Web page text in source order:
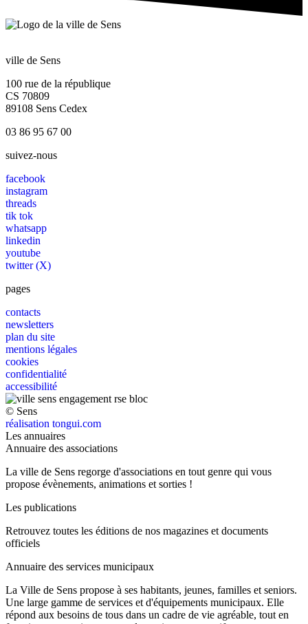
ville de Sens
100 rue de la république
CS 70809
89108 Sens Cedex
03 86 95 67 00
suivez-nous
facebook
instagram
threads
tik tok
whatsapp
linkedin
youtube
twitter (X)
pages
contacts
newsletters
plan du site
mentions légales
cookies
confidentialité
accessibilité
© Sens
réalisation tongui.com
Les annuaires
Annuaire des associations
La ville de Sens regorge d'associations en tout genre qui vous
propose évènements, animations et sorties !
Les publications
Retrouvez toutes les éditions de nos magazines et documents
officiels
Annuaire des services municipaux
La Ville de Sens propose à ses habitants, jeunes, familles et seniors.
Une large gamme de services et d'équipements municipaux. Elle
répond aux besoins de tous dans un cadre de vie agréable, tout en